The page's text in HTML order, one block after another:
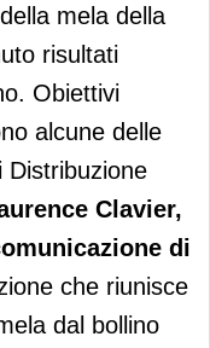
mela della
risultati
Obiettivi
alcune delle
Distribuzione
Clavier,
di
che riunisce
dal bollino